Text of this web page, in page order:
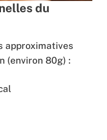
du
approximatives
(environ 80g) :